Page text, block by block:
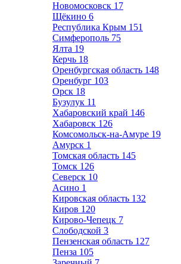
Новомосковск 17
Щёкино 6
Республика Крым 151
Симферополь 75
Ялта 19
Керчь 18
Оренбургская область 148
Оренбург 103
Орск 18
Бузулук 11
Хабаровский край 146
Хабаровск 126
Комсомольск-на-Амуре 19
Амурск 1
Томская область 145
Томск 126
Северск 10
Асино 1
Кировская область 132
Киров 120
Кирово-Чепецк 7
Слободской 3
Пензенская область 127
Пенза 105